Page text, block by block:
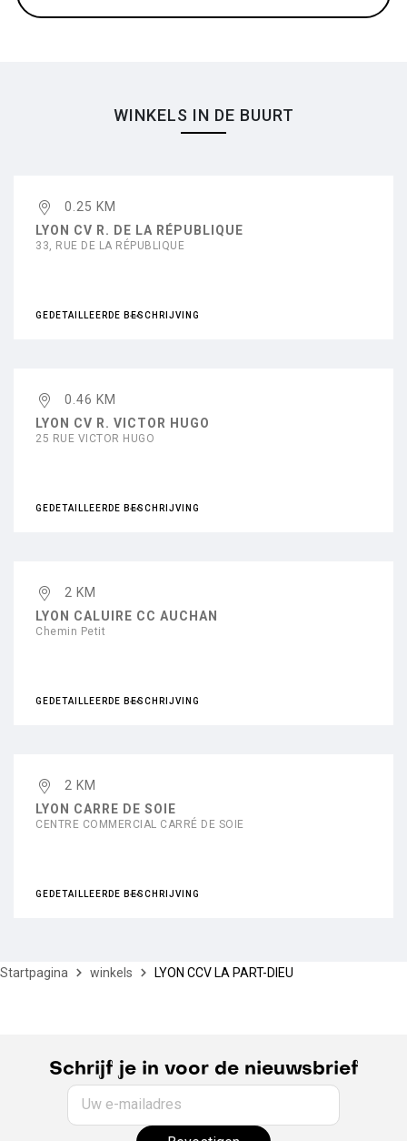
WINKELS IN DE BUURT
0.25 KM
LYON CV R. DE LA RÉPUBLIQUE
33, RUE DE LA RÉPUBLIQUE
GEDETAILLEERDE BESCHRIJVING
0.46 KM
LYON CV R. VICTOR HUGO
25 RUE VICTOR HUGO
GEDETAILLEERDE BESCHRIJVING
2 KM
LYON CALUIRE CC AUCHAN
Chemin Petit
GEDETAILLEERDE BESCHRIJVING
2 KM
LYON CARRE DE SOIE
CENTRE COMMERCIAL CARRÉ DE SOIE
GEDETAILLEERDE BESCHRIJVING
Startpagina winkels LYON CCV LA PART-DIEU
Schrijf je in voor de nieuwsbrief
Uw e-mailadres